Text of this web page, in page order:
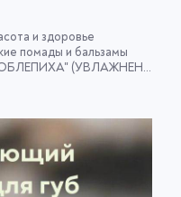
и здоровье
помады и бальзамы
(УВЛАЖНЕНИЕ), 4,5мл